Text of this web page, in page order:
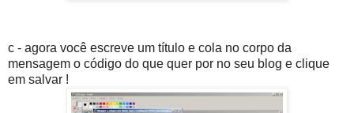
c - agora você escreve um título e cola no corpo da
mensagem o código do que quer por no seu blog e clique
em salvar !